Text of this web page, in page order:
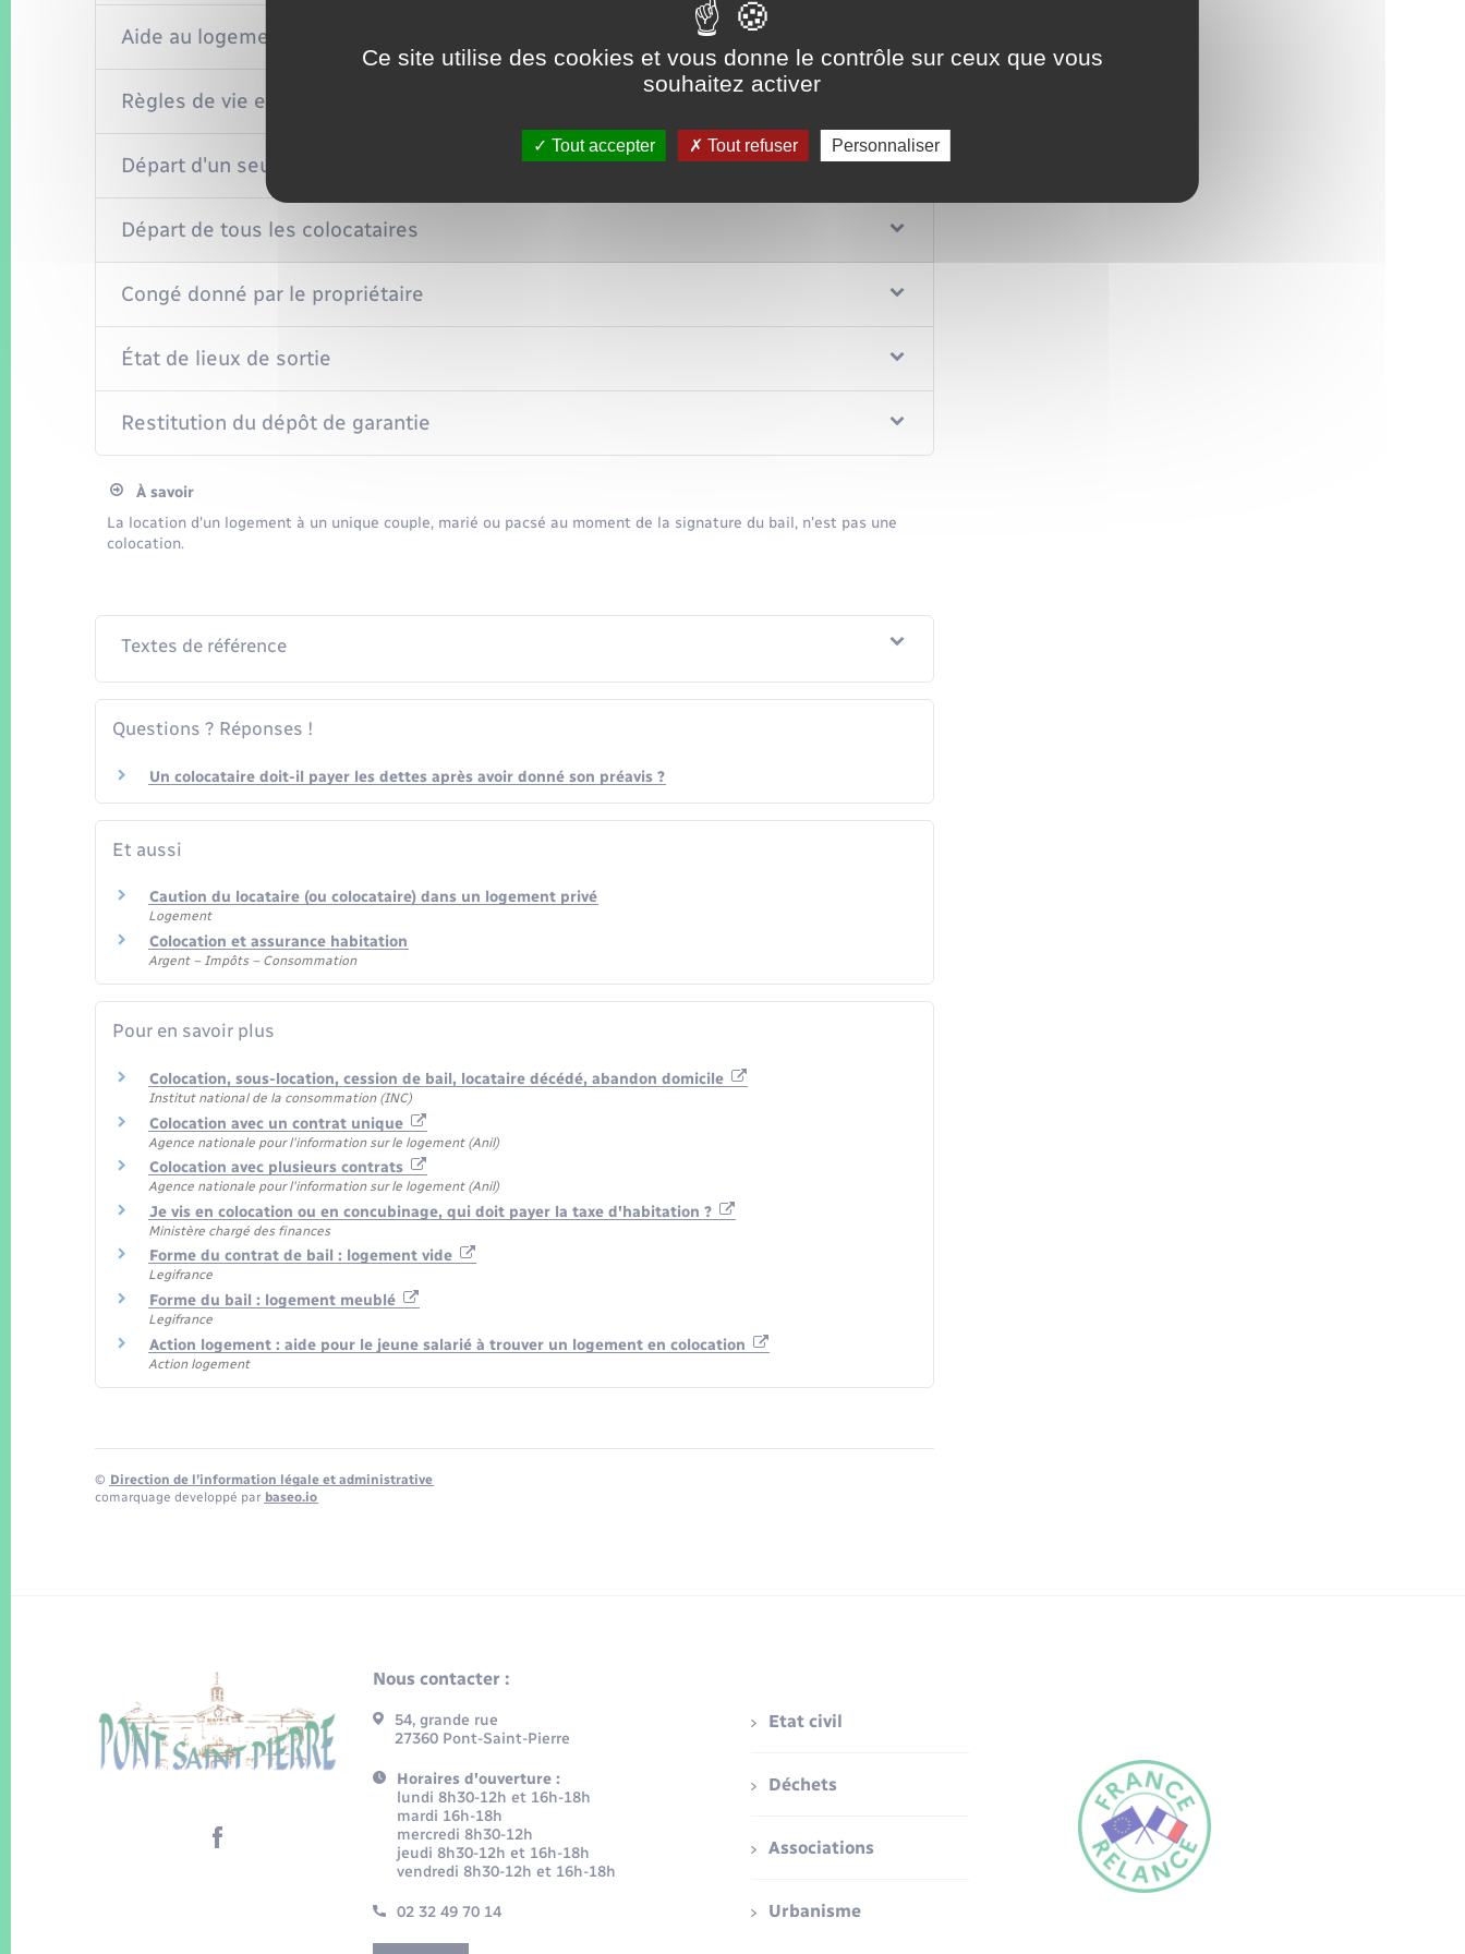
Aide au logement (APL, ALS, ALF)
Règles de vie en colocation
Départ d'un seul colocataire
Départ de tous les colocataires
Congé donné par le propriétaire
État de lieux de sortie
Restitution du dépôt de garantie
À savoir
La location d'un logement à un unique couple, marié ou pacsé au moment de la signature du bail, n'est pas une
colocation.
Textes de référence
Questions ? Réponses !
Un colocataire doit-il payer les dettes après avoir donné son préavis ?
Et aussi
Caution du locataire (ou colocataire) dans un logement privé
Logement
Colocation et assurance habitation
Argent – Impôts – Consommation
Pour en savoir plus
Colocation, sous-location, cession de bail, locataire décédé, abandon domicile
Institut national de la consommation (INC)
Colocation avec un contrat unique
Agence nationale pour l'information sur le logement (Anil)
Colocation avec plusieurs contrats
Agence nationale pour l'information sur le logement (Anil)
Je vis en colocation ou en concubinage, qui doit payer la taxe d'habitation ?
Ministère chargé des finances
Forme du contrat de bail : logement vide
Legifrance
Forme du bail : logement meublé
Legifrance
Action logement : aide pour le jeune salarié à trouver un logement en colocation
Action logement
© Direction de l’information légale et administrative
comarquage developpé par baseo.io
Nous contacter :
54, grande rue
27360 Pont-Saint-Pierre
Horaires d'ouverture :
lundi 8h30-12h et 16h-18h
mardi 16h-18h
mercredi 8h30-12h
jeudi 8h30-12h et 16h-18h
vendredi 8h30-12h et 16h-18h
02 32 49 70 14
Etat civil
Déchets
Associations
Urbanisme
Ce site utilise des cookies et vous donne le contrôle sur ceux que vous
souhaitez activer
Tout accepter Tout refuser Personnaliser